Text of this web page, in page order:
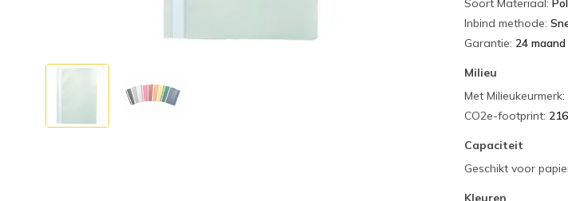
Soort Materiaal:
Inbind methode:
Garantie: 24 maand
Milieu
Met Milieukeurmerk:
CO2e-footprint:
Capaciteit
Geschikt voor
Kleuren